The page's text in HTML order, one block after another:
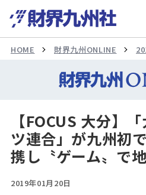
HOME 財界九州ONLINE
【FOCUS 大分】
ツ連合」が九州初
携し〝ゲーム〟で
2019年01月20日